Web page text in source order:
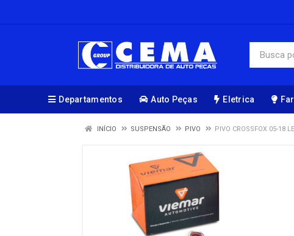
Departamentos Auto Peças Eletrica
INÍCIO SUSPENSÃO PIVO PIVO CROSSFOX 05-18